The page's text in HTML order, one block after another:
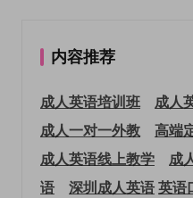
内容推荐
成人英语培训班
成人
成人一对一外教
高端
成人英语线上教学
成
语
深圳成人英语英语